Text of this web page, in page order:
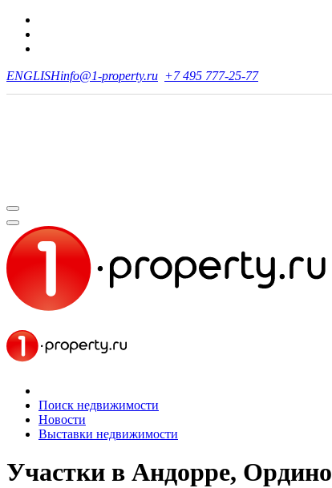
ENGLISHinfo@1-property.ru +7 495 777-25-77
Поиск недвижимости
Новости
Выставки недвижимости
Участки в Андорре, Ордино